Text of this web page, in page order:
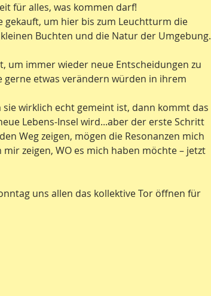
für alles, was kommen darf!
gekauft, um hier bis zum Leuchtturm die
Buchten und die Natur der Umgebung.
um immer wieder neue Entscheidungen zu
gerne etwas verändern würden in ihrem
wirklich echt gemeint ist, dann kommt das
Lebens-Insel wird...aber der erste Schritt
Weg zeigen, mögen die Resonanzen mich
zeigen, WO es mich haben möchte – jetzt
uns allen das kollektive Tor öffnen für